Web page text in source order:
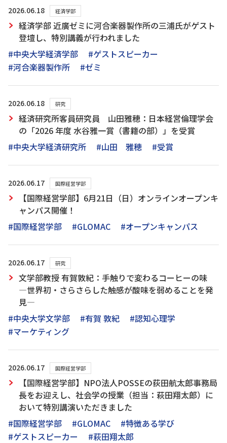
2026.06.18 経済学部
経済学部 近廣ゼミに河合楽器製作所の三浦氏がゲスト
登壇し、特別講義が行われました
#中央大学経済学部
#ゲストスピーカー
#河合楽器製作所
#ゼミ
2026.06.18 研究
経済研究所客員研究員 山田雅穂：日本経営倫理学会
の「2026 年度 水谷雅一賞（書籍の部）」を受賞
#中央大学経済研究所
#山田 雅穂 #受賞
2026.06.17 国際経営学部
【国際経営学部】6月21日（日）オンラインオープンキ
ャンパス開催！
#国際経営学部
#GLOMAC #オープンキャンパス
2026.06.17 研究
文学部教授 有賀敦紀：手触りで変わるコーヒーの味
―世界初・さらさらした触感が酸味を弱めることを発
見―
#中央大学文学部
#有賀 敦紀
#認知心理学
#マーケティング
2026.06.17 国際経営学部
【国際経営学部】NPO法人POSSEの荻田航太郎事務局
長をお迎えし、社会学の授業（担当：萩田翔太郎）に
おいて特別講演いただきました
#国際経営学部
#GLOMAC
#特徴ある学び
#ゲストスピーカー
#萩田翔太郎